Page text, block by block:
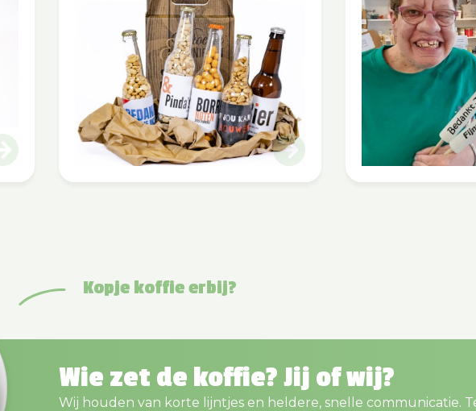
Kopje koffie erbij?
Wie zet de koffie? Jij of wij?
Wij houden van korte lijntjes en heldere, snelle communicatie.